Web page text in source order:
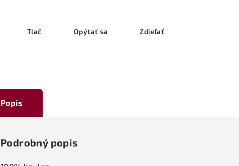
Tlač Opýtať sa Zdieľať
Popis
Podrobný popis